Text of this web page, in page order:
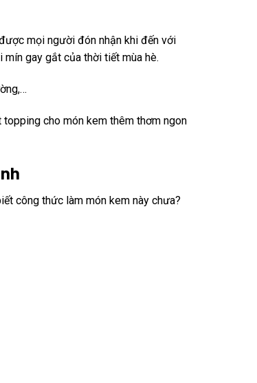
mọi người đón nhận khi đến với
gay gắt của thời tiết mùa hè.
cho món kem thêm thơm ngon
công thức làm món kem này chưa?